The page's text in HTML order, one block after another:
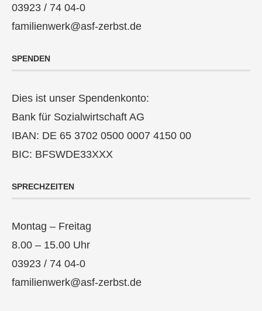
03923 / 74 04-0
familienwerk@asf-zerbst.de
SPENDEN
Dies ist unser Spendenkonto:
Bank für Sozialwirtschaft AG
IBAN: DE 65 3702 0500 0007 4150 00
BIC: BFSWDE33XXX
SPRECHZEITEN
Montag – Freitag
8.00 – 15.00 Uhr
03923 / 74 04-0
familienwerk@asf-zerbst.de